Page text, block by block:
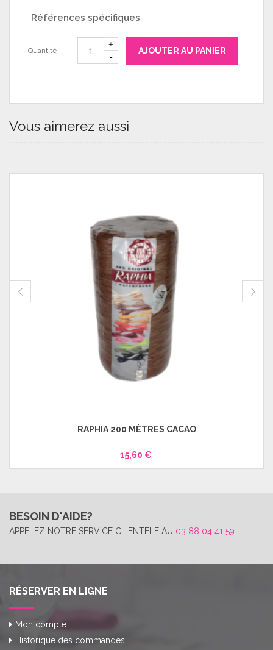
Références spécifiques
Quantité AJOUTER AU PANIER
Vous aimerez aussi
RAPHIA 200 MÈTRES CACAO
15,60 €
BESOIN D'AIDE?
APPELEZ NOTRE SERVICE CLIENTÈLE AU 03 88 04 41 59
RÉSERVER EN LIGNE
Mon compte
Historique des commandes